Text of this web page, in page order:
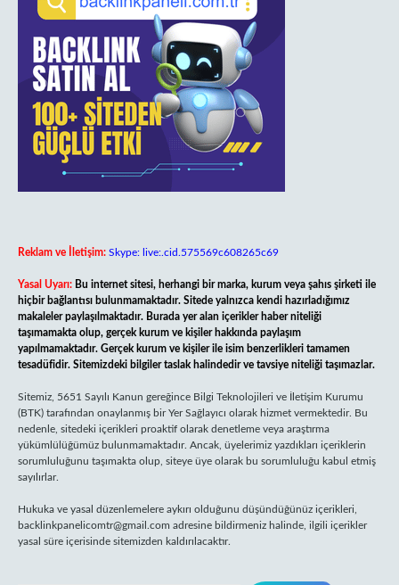
Reklam ve İletişim: Skype: live:.cid.575569c608265c69
Yasal Uyarı: Bu internet sitesi, herhangi bir marka, kurum veya şahıs şirketi ile
hiçbir bağlantısı bulunmamaktadır. Sitede yalnızca kendi hazırladığımız
makaleler paylaşılmaktadır. Burada yer alan içerikler haber niteliği
taşımamakta olup, gerçek kurum ve kişiler hakkında paylaşım
yapılmamaktadır. Gerçek kurum ve kişiler ile isim benzerlikleri tamamen
tesadüfidir. Sitemizdeki bilgiler taslak halindedir ve tavsiye niteliği taşımazlar.
Sitemiz, 5651 Sayılı Kanun gereğince Bilgi Teknolojileri ve İletişim Kurumu
(BTK) tarafından onaylanmış bir Yer Sağlayıcı olarak hizmet vermektedir. Bu
nedenle, sitedeki içerikleri proaktif olarak denetleme veya araştırma
yükümlülüğümüz bulunmamaktadır. Ancak, üyelerimiz yazdıkları içeriklerin
sorumluluğunu taşımakta olup, siteye üye olarak bu sorumluluğu kabul etmiş
sayılırlar.
Hukuka ve yasal düzenlemelere aykırı olduğunu düşündüğünüz içerikleri,
backlinkpanelicomtr@gmail.com adresine bildirmeniz halinde, ilgili içerikler
yasal süre içerisinde sitemizden kaldırılacaktır.